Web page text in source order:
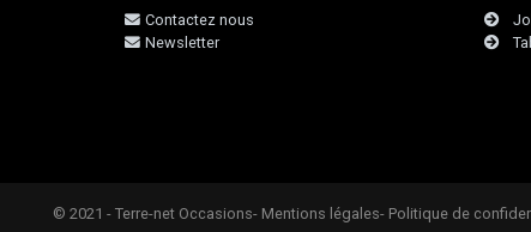
Contactez nous
Newsletter
© 2021 - Terre-net Occasions- Mentions légales- Politique de